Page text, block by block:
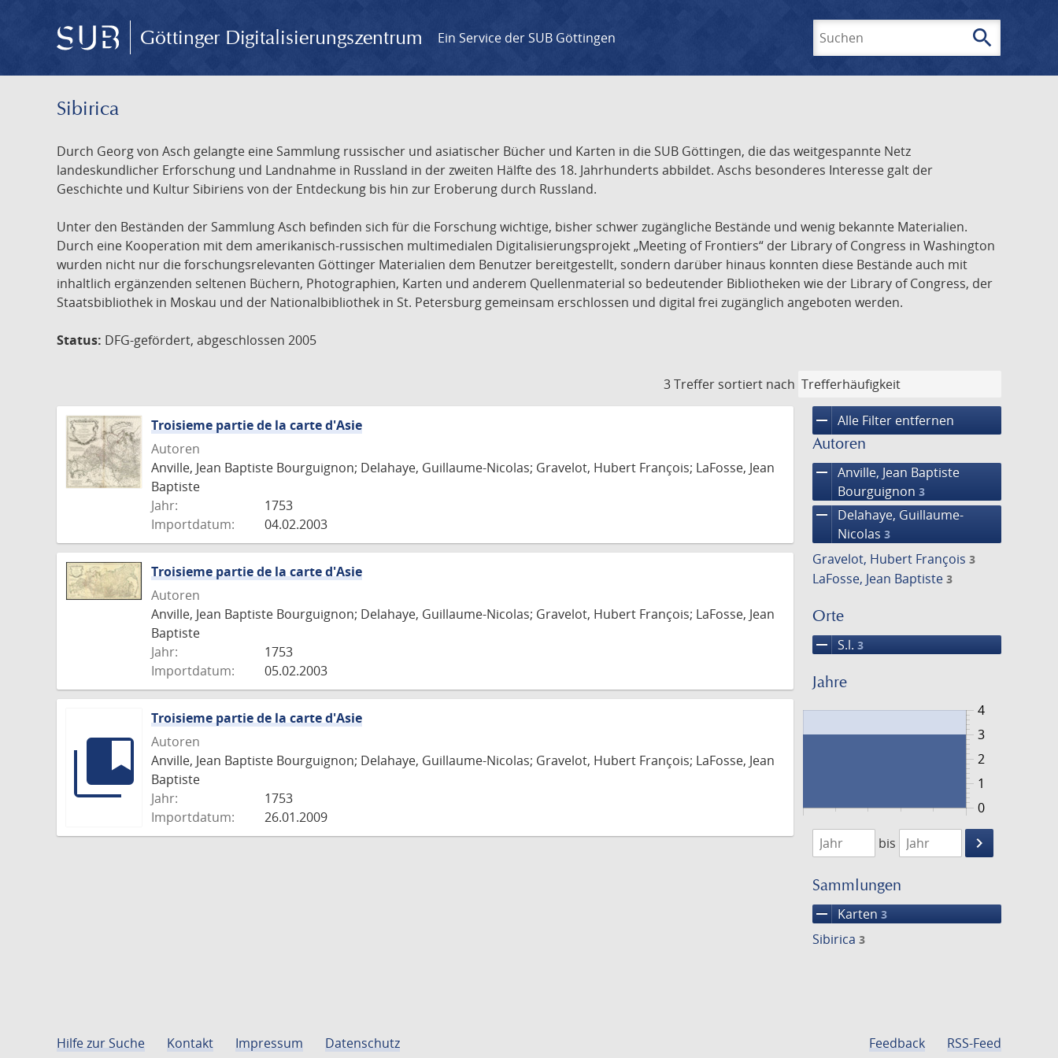
Göttinger Digitalisierungszentrum Ein Service der SUB Göttingen search
Sibirica
Durch Georg von Asch gelangte eine Sammlung russischer und asiatischer Bücher und Karten in die SUB Göttingen, die das weitgespannte Netz
landeskundlicher Erforschung und Landnahme in Russland in der zweiten Hälfte des 18. Jahrhunderts abbildet. Aschs besonderes Interesse galt der
Geschichte und Kultur Sibiriens von der Entdeckung bis hin zur Eroberung durch Russland.
Unter den Beständen der Sammlung Asch befinden sich für die Forschung wichtige, bisher schwer zugängliche Bestände und wenig bekannte Materialien.
Durch eine Kooperation mit dem amerikanisch-russischen multimedialen Digitalisierungsprojekt „Meeting of Frontiers“ der Library of Congress in Washington
wurden nicht nur die forschungsrelevanten Göttinger Materialien dem Benutzer bereitgestellt, sondern darüber hinaus konnten diese Bestände auch mit
inhaltlich ergänzenden seltenen Büchern, Photographien, Karten und anderem Quellenmaterial so bedeutender Bibliotheken wie der Library of Congress, der
Staatsbibliothek in Moskau und der Nationalbibliothek in St. Petersburg gemeinsam erschlossen und digital frei zugänglich angeboten werden.
Status: DFG-gefördert, abgeschlossen 2005
3 Treffer sortiert nach
remove Alle Filter entfernen
Autoren
remove Anville, Jean Baptiste
Bourguignon 3
remove
Delahaye, Guillaume-
Nicolas 3
Gravelot, Hubert François 3
LaFosse, Jean Baptiste 3
Orte
remove S.l. 3
Jahre
0
4
1
2
3
1753
1754
bis
keyboard_arrow_right
Suche
Sammlungen
remove Karten 3
Sibirica 3
Troisieme partie de la carte d'Asie
Autoren
Anville, Jean Baptiste Bourguignon; Delahaye, Guillaume-Nicolas; Gravelot, Hubert François; LaFosse, Jean
Baptiste
Jahr:
1753
Importdatum:
04.02.2003
Troisieme partie de la carte d'Asie
Autoren
Anville, Jean Baptiste Bourguignon; Delahaye, Guillaume-Nicolas; Gravelot, Hubert François; LaFosse, Jean
Baptiste
Jahr:
1753
Importdatum:
05.02.2003
Troisieme partie de la carte d'Asie
Autoren
Anville, Jean Baptiste Bourguignon; Delahaye, Guillaume-Nicolas; Gravelot, Hubert François; LaFosse, Jean
Baptiste
Jahr:
1753
Importdatum:
26.01.2009
Hilfe zur Suche Kontakt Impressum Datenschutz Feedback RSS-Feed